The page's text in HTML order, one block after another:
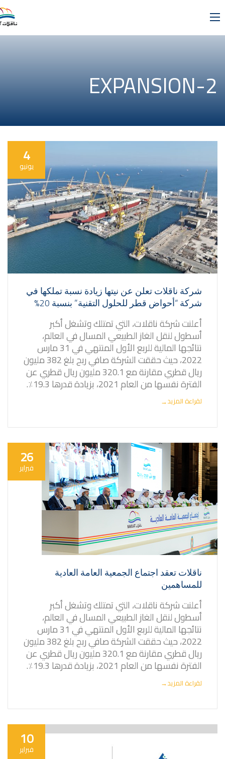
EXPANSION-2
4
يونيو
شركة ناقلات تعلن عن نيتها زيادة نسبة تملكها في
شركة “أحواض قطر للحلول التقنية” بنسبة 20%
أعلنت شركة ناقلات، التي تمتلك وتشغل أكبر
أسطول لنقل الغاز الطبيعي المسال في العالم،
نتائجها المالية للربع الأول المنتهي في 31 مارس
2022، حيث حققت الشركة صافي ربح بلغ 382 مليون
ريال قطري مقارنة مع 320.1 مليون ريال قطري عن
الفترة نفسها من العام 2021، بزيادة قدرها 19.3٪.
لقراءة المزيد→
26
فبراير
ناقلات تعقد اجتماع الجمعية العامة العادية
للمساهمين
أعلنت شركة ناقلات، التي تمتلك وتشغل أكبر
أسطول لنقل الغاز الطبيعي المسال في العالم،
نتائجها المالية للربع الأول المنتهي في 31 مارس
2022، حيث حققت الشركة صافي ربح بلغ 382 مليون
ريال قطري مقارنة مع 320.1 مليون ريال قطري عن
الفترة نفسها من العام 2021، بزيادة قدرها 19.3٪.
لقراءة المزيد→
10
فبراير